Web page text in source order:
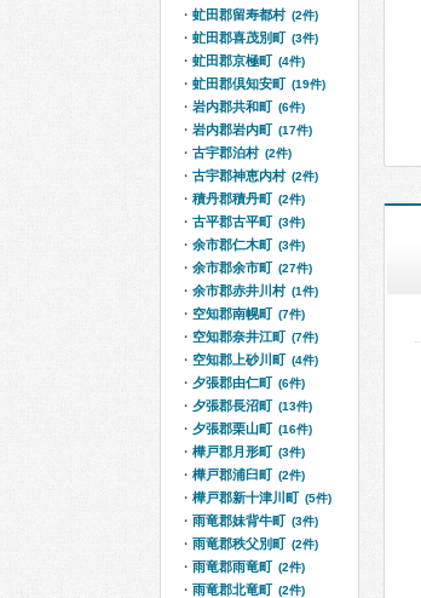
虻田郡留寿都村 (2件)
虻田郡喜茂別町 (3件)
虻田郡京極町 (4件)
虻田郡倶知安町 (19件)
岩内郡共和町 (6件)
岩内郡岩内町 (17件)
古宇郡泊村 (2件)
古宇郡神恵内村 (2件)
積丹郡積丹町 (2件)
古平郡古平町 (3件)
余市郡仁木町 (3件)
余市郡余市町 (27件)
余市郡赤井川村 (1件)
空知郡南幌町 (7件)
空知郡奈井江町 (7件)
空知郡上砂川町 (4件)
夕張郡由仁町 (6件)
夕張郡長沼町 (13件)
夕張郡栗山町 (16件)
樺戸郡月形町 (3件)
樺戸郡浦臼町 (2件)
樺戸郡新十津川町 (5件)
雨竜郡妹背牛町 (3件)
雨竜郡秩父別町 (2件)
雨竜郡雨竜町 (2件)
雨竜郡北竜町 (2件)